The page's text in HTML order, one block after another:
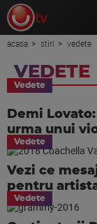
acasa stiri vedete
VEDETE
Vedete
Demi
urma unui
Vedete
Vezi ce
pentru
Vedete